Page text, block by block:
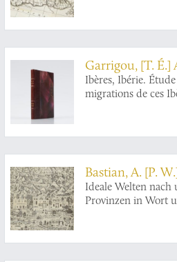
übersetzt. Mit
Reinhold Forster.
Garrigou, [T. É.]
Ibères, Ibérie.
migrations de ces
Bastian, A. [P.
Ideale Welten nach
Provinzen in Wort
der Indischen